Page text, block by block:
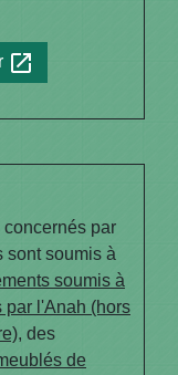
open_in_new
par
sont soumis à
soumis à
par l'Anah (hors
, des
de